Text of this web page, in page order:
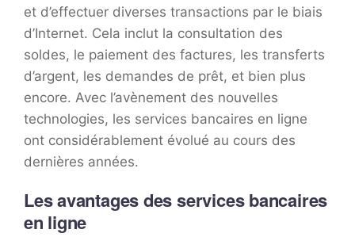
et d’effectuer diverses transactions par le biais
d’Internet. Cela inclut la consultation des
soldes, le paiement des factures, les transferts
d’argent, les demandes de prêt, et bien plus
encore. Avec l’avènement des nouvelles
technologies, les services bancaires en ligne
ont considérablement évolué au cours des
dernières années.
Les avantages des services bancaires
en ligne